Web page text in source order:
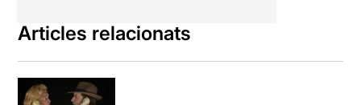
Articles relacionats